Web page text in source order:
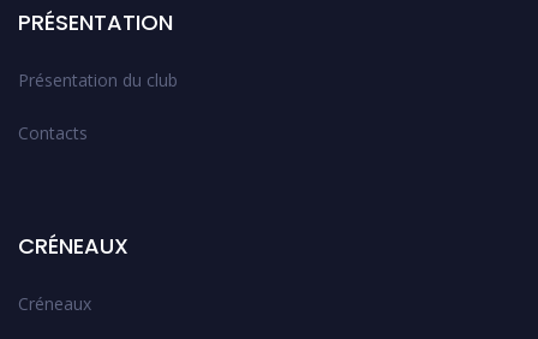
PRÉSENTATION
Présentation du club
Contacts
CRÉNEAUX
Créneaux